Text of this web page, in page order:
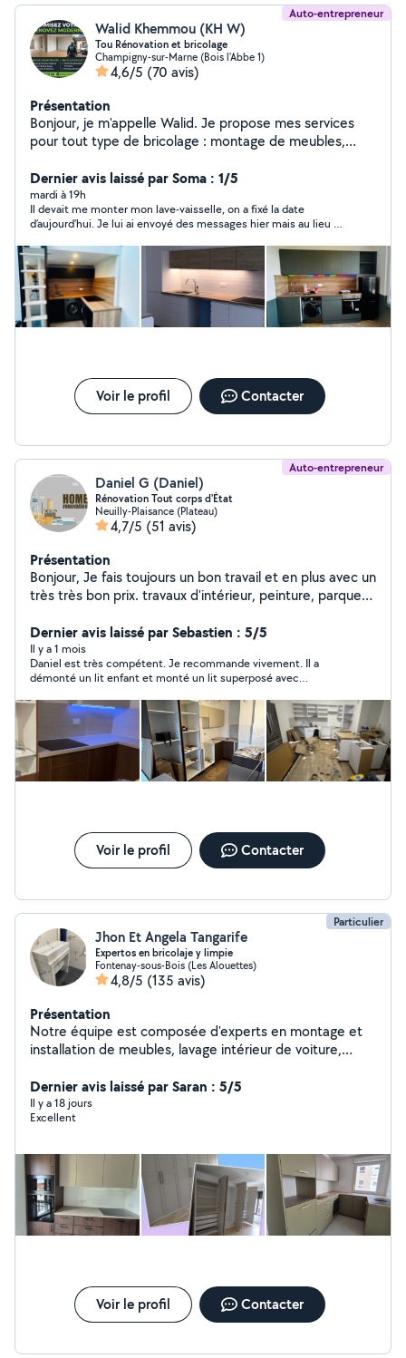
Auto-entrepreneur
Walid Khemmou (KH W)
Tou Rénovation et bricolage
Champigny-sur-Marne (Bois l'Abbe 1)
4,6/5 (70 avis)
Présentation
Bonjour, je m'appelle Walid. Je propose mes services
pour tout type de bricolage : montage de meubles,
etc.penture enduit parque tout type de décoration et
ronvation J'ai de l'expérience dans ce domaine, je suis
motivé, ponctuel et sérieux. Je travaille proprement et
avec soin. Disponible 6 jours par semaine, je m'adapte à
vos besoins. N'hésitez pas à me contacter pour toute
demande !
Dernier avis laissé par Soma : 1/5
mardi à 19h
Il devait me monter mon lave-vaisselle, on a fixé la date
d’aujourd’hui. Je lui ai envoyé des messages hier mais au lieu de
vus… ce n’est pas cool du tout
Voir le profil Contacter
Auto-entrepreneur
Daniel G (Daniel)
Rénovation Tout corps d'État
Neuilly-Plaisance (Plateau)
4,7/5 (51 avis)
Présentation
Bonjour, Je fais toujours un bon travail et en plus avec un
très très bon prix. travaux d'intérieur, peinture, parquet,
j'ai plus de 12 ans d'expérience dans le domaine.Merci
beaucoup à vous
Dernier avis laissé par Sebastien : 5/5
Il y a 1 mois
Daniel est très compétent. Je recommande vivement. Il a
démonté un lit enfant et monté un lit superposé avec
soigneux et agréable. Il a été très réactif car il s’est rendu
disponible très vite. Merci pour tout !
Voir le profil Contacter
Particulier
Jhon Et Angela Tangarife
Expertos en bricolaje y limpie
Fontenay-sous-Bois (Les Alouettes)
4,8/5 (135 avis)
Présentation
Notre équipe est composée d'experts en montage et
installation de meubles, lavage intérieur de voiture,
peinture, réparations à domicile et nettoyage de
maison. Nous sommes toujours attentifs aux détails lors
de chaque intervention. Contactez-nous pour avoir le
Dernier avis laissé par Saran : 5/5
Il y a 18 jours
Excellent
Voir le profil Contacter